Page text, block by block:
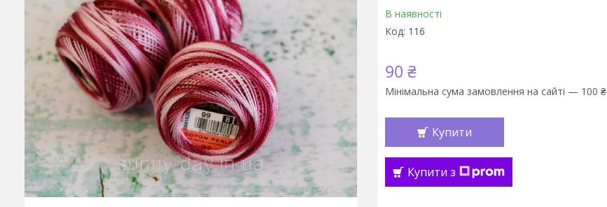
В наявності
Код: 116
90 ₴
Мінімальна сума замовлення на сайті — 100 ₴
Купити
Купити з